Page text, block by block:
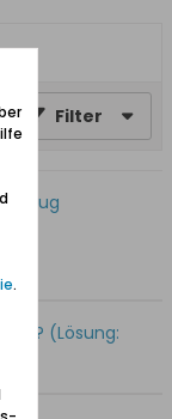
Filter
das? (Lösung:
.